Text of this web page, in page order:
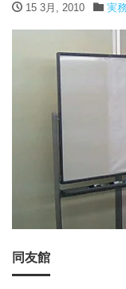
15 3月, 2010 実
同友館